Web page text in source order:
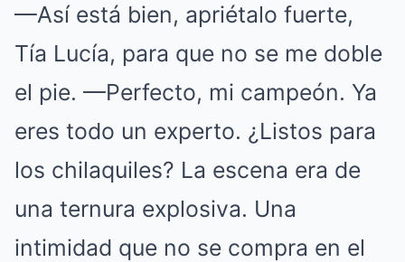
—Así está bien, apriétalo fuerte,
Tía Lucía, para que no se me doble
el pie. —Perfecto, mi campeón. Ya
eres todo un experto. ¿Listos para
los chilaquiles? La escena era de
una ternura explosiva. Una
intimidad que no se compra en el